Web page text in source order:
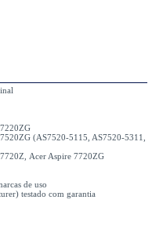
(AS7520-5115, AS7520-5311,
Acer Aspire 7720ZG
de uso
testado com garantia